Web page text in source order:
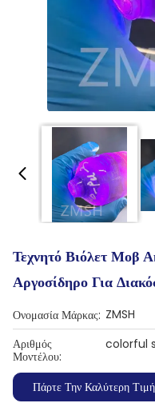
Τεχνητό Βιόλετ Μοβ
Αργοσίδηρο Για
Ονομασία Μάρκας: ZMSH
Αριθμός
Μοντέλου:
colorful
Πάρτε Την Καλύτερη Τιμή